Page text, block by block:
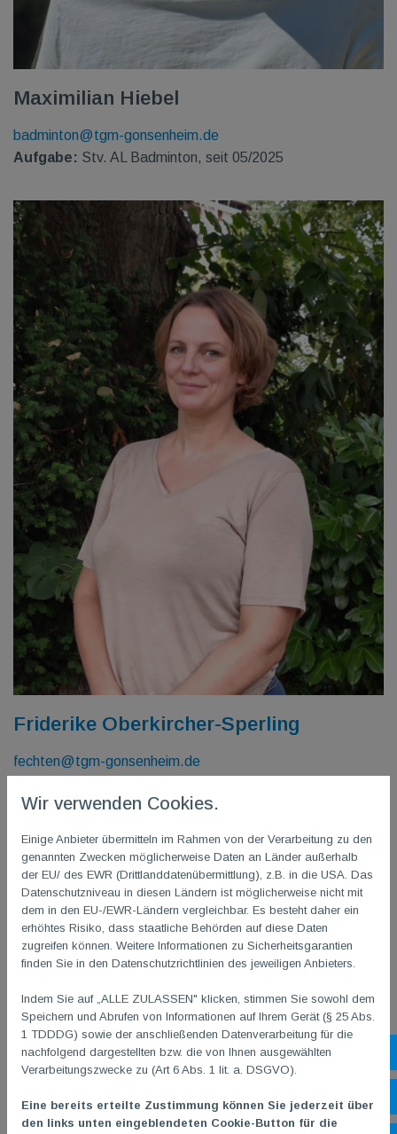
Maximilian Hiebel
badminton@tgm-gonsenheim.de
Aufgabe: Stv. AL Badminton, seit 05/2025
Friderike Oberkircher-Sperling
fechten@tgm-gonsenheim.de
Seit 04/2025 PräsidentinSüdwestdeutscher Fechtverband
Wir verwenden Cookies.
Einige Anbieter übermitteln im Rahmen von der Verarbeitung zu den
genannten Zwecken möglicherweise Daten an Länder außerhalb
der EU/ des EWR (Drittlanddatenübermittlung), z.B. in die USA. Das
Datenschutzniveau in diesen Ländern ist möglicherweise nicht mit
dem in den EU-/EWR-Ländern vergleichbar. Es besteht daher ein
erhöhtes Risiko, dass staatliche Behörden auf diese Daten
zugreifen können. Weitere Informationen zu Sicherheitsgarantien
finden Sie in den Datenschutzrichtlinien des jeweiligen Anbieters.
Indem Sie auf „ALLE ZULASSEN" klicken, stimmen Sie sowohl dem
Speichern und Abrufen von Informationen auf Ihrem Gerät (§ 25 Abs.
1 TDDDG) sowie der anschließenden Datenverarbeitung für die
nachfolgend dargestellten bzw. die von Ihnen ausgewählten
Verarbeitungszwecke zu (Art 6 Abs. 1 lit. a. DSGVO).
Eine bereits erteilte Zustimmung können Sie jederzeit über
den links unten eingeblendeten Cookie-Button für die